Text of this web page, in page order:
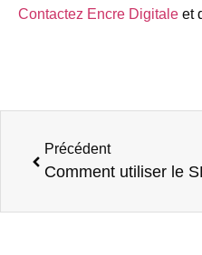
Contactez Encre Digitale et
Précédent
Comment utiliser le